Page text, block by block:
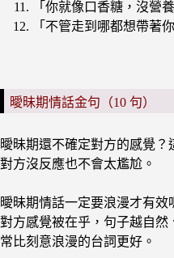
「你就像口香糖，沒營
「不管走到哪都想帶著你
曖昧期情話金句（10 句）
曖昧期還不確定對方的感覺
對方沒反應也不會太尷尬。
曖昧期情話一定要浪漫才有
對方感覺被在乎，句子越自然
常比刻意浪漫的台詞更好。